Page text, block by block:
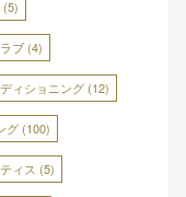
(5)
ブ (4)
ィショニング (12)
グ (100)
ィス (5)